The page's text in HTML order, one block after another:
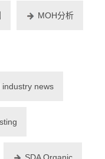
MOH分析
industry news